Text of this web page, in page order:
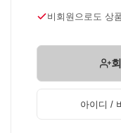
비회원으로도 상
아이디 /